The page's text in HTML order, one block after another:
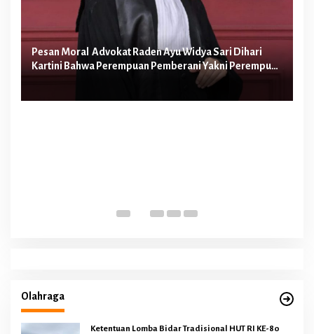
Pesan Moral Advokat Raden Ayu Widya Sari Dihari
Kartini Bahwa Perempuan Pemberani Yakni Perempuan
yang Berani Melawan Ketidakadilan
Olahraga
Ketentuan Lomba Bidar Tradisional HUT RI KE-80